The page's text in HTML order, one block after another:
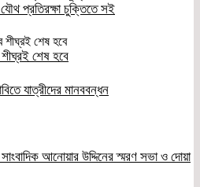
প্রতিরক্ষা চুক্তিতে সই
শীঘ্রই শেষ হবে
যাত্রীদের মানববন্ধন
সাংবাদিক আনোয়ার উদ্দিনের স্মরণ সভা ও দোয়া